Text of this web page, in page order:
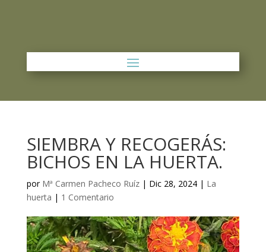
SIEMBRA Y RECOGERÁS:
BICHOS EN LA HUERTA.
por Mª Carmen Pacheco Ruíz| Dic 28, 2024| La
huerta | 1 Comentario